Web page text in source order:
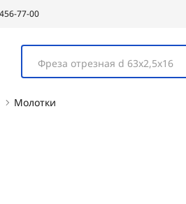
77-00
Фреза отрезная d 63х2,5х16
Молотки